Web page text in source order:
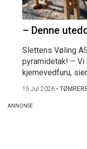
– Denne
Slettens Vøling
pyramidetak! –
kjernevedfuru,
15 Jul 2026 •